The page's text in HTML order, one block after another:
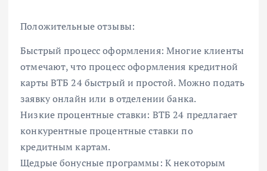
Положительные отзывы:
Быстрый процесс оформления: Многие клиенты
отмечают, что процесс оформления кредитной
карты ВТБ 24 быстрый и простой. Можно подать
заявку онлайн или в отделении банка.
Низкие процентные ставки: ВТБ 24 предлагает
конкурентные процентные ставки по
кредитным картам.
Щедрые бонусные программы: К некоторым